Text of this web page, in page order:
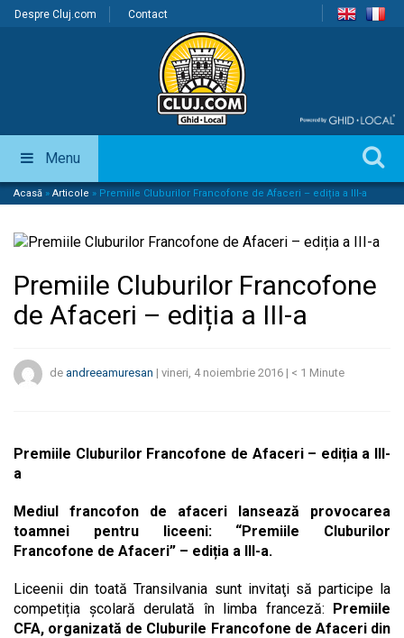
Despre Cluj.com Contact
Menu
Acasă » Articole » Premiile Cluburilor Francofone de Afaceri – ediția a III-a
Premiile Cluburilor Francofone
de Afaceri – ediția a III-a
de andreeamuresan | vineri, 4 noiembrie 2016 | < 1 Minute
Premiile Cluburilor Francofone de Afaceri – ediția a III-
a
Mediul francofon de afaceri lansează provocarea
toamnei pentru liceeni: “Premiile Cluburilor
Francofone de Afaceri” – ediția a III-a.
Liceenii din toată Transilvania sunt invitaţi să participe la
competiția şcolară derulată în limba franceză: Premiile
CFA, organizată de Cluburile Francofone de Afaceri din